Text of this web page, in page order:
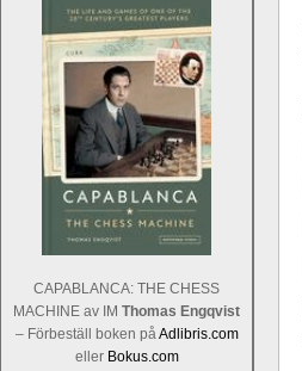
CAPABLANCA: THE CHESS
MACHINE av IM Thomas Engqvist
– Förbeställ boken påAdlibris.com
eller Bokus.com